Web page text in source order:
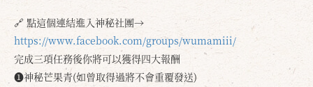
🔗 點這個連結進入神秘社團→
https://www.facebook.com/groups/wumamiii/
完成三項任務後你將可以獲得四大報酬
❶神秘芒果青(如曾取得過將不會重覆發送)